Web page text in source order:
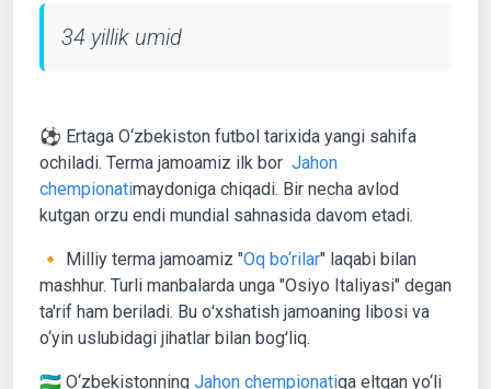
34 yillik umid
⚽️ Ertaga O‘zbekiston futbol tarixida yangi sahifa
ochiladi. Terma jamoamiz ilk bor Jahon
chempionatimaydoniga chiqadi. Bir necha avlod
kutgan orzu endi mundial sahnasida davom etadi.
🔸 Milliy terma jamoamiz "Oq bo‘rilar" laqabi bilan
mashhur. Turli manbalarda unga "Osiyo Italiyasi" degan
ta'rif ham beriladi. Bu oʻxshatish jamoaning libosi va
o‘yin uslubidagi jihatlar bilan bogʻliq.
🇺🇿 O‘zbekistonning Jahon chempionatiga eltgan yo‘li